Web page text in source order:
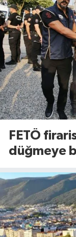
FETÖ
düğmeye